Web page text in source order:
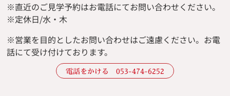
※直近のご見学予約はお電話にてお問い合わせください。
※定休日/水・木
※営業を目的としたお問い合わせはご遠慮ください。 お電
話にて受け付けております。
電話をかける 053-474-6252